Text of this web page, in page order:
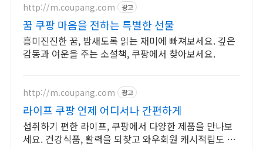
http://m.coupang.com 광고
꿈 쿠팡 마음을 전하는 특별한 선물
흥미진진한 꿈, 밤새도록 읽는 재미에 빠져보세요. 깊은
감동과 여운을 주는 소설책, 쿠팡에서 찾아보세요.
http://m.coupang.com 광고
라이프 쿠팡 언제 어디서나 간편하게
섭취하기 편한 라이프, 쿠팡에서 다양한 제품을 만나보
세요. 건강식품, 활력을 되찾고 와우회원 캐시적립도 받